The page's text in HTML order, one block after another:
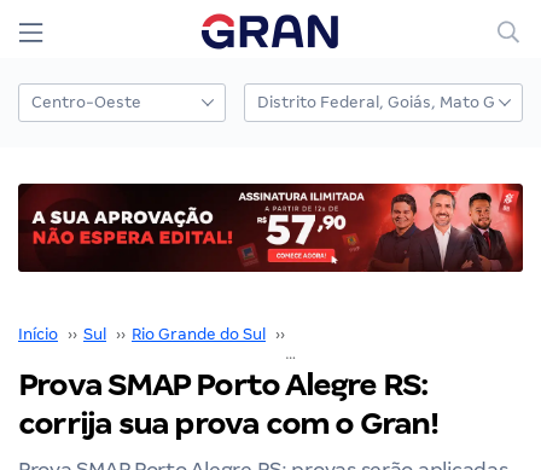
Início ›› Sul ›› Rio Grande do Sul ››
Prova SMAP Porto Alegre RS:
corrija sua prova com o Gran!